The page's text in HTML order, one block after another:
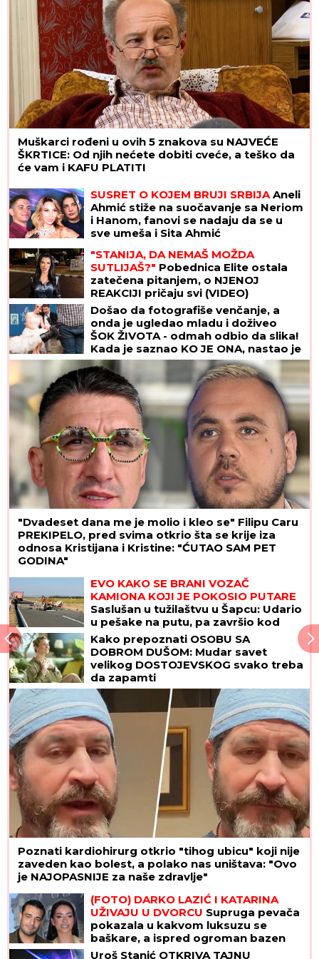
Muškarci rođeni u ovih 5 znakova su NAJVEĆE
ŠKRTICE: Od njih nećete dobiti cveće, a teško da
će vam i KAFU PLATITI
SUSRET O KOJEM BRUJI SRBIJA Aneli
Ahmić stiže na suočavanje sa Neriom
i Hanom, fanovi se nadaju da se u
sve umeša i Sita Ahmić
"STANIJA, DA NEMAŠ MOŽDA
SUTLIJAŠ?" Pobednica Elite ostala
zatečena pitanjem, o NJENOJ
REAKCIJI pričaju svi (VIDEO)
Došao da fotografiše venčanje, a
onda je ugledao mladu i doživeo
ŠOK ŽIVOTA - odmah odbio da slika!
Kada je saznao KO JE ONA, nastao je
opšti HAOS
"Dvadeset dana me je molio i kleo se" Filipu Caru
PREKIPELO, pred svima otkrio šta se krije iza
odnosa Kristijana i Kristine: "ĆUTAO SAM PET
GODINA"
EVO KAKO SE BRANI VOZAČ
KAMIONA KOJI JE POKOSIO PUTARE
Saslušan u tužilaštvu u Šapcu: Udario
u pešake na putu, pa završio kod
metalne ograde
Kako prepoznati OSOBU SA
DOBROM DUŠOM: Mudar savet
velikog DOSTOJEVSKOG svako treba
da zapamti
Poznati kardiohirurg otkrio "tihog ubicu" koji nije
zaveden kao bolest, a polako nas uništava: "Ovo
je NAJOPASNIJE za naše zdravlje"
(FOTO) DARKO LAZIĆ I KATARINA
UŽIVAJU U DVORCU Supruga pevača
pokazala u kakvom luksuzu se
baškare, a ispred ogroman bazen
Uroš Stanić OTKRIVA TAJNU